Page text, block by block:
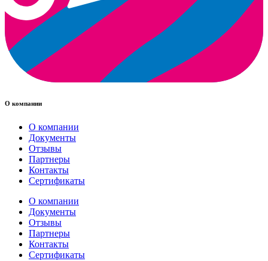
О компании
О компании
Документы
Отзывы
Партнеры
Контакты
Сертификаты
О компании
Документы
Отзывы
Партнеры
Контакты
Сертификаты